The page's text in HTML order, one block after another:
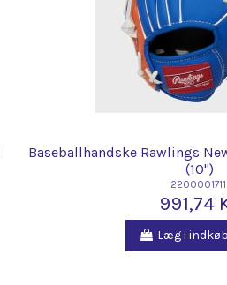
Baseballhandske Rawlings
(10")
22000017111
991,74
Læg i